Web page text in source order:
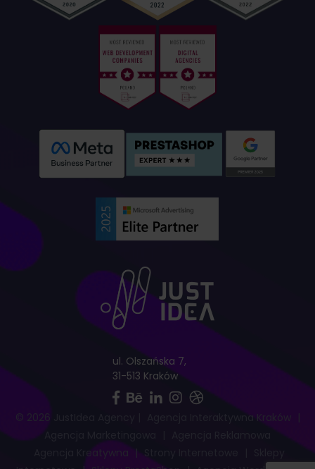
© 2026 JustIdea Agency Agencja Interaktywna Kraków |
Agencja Kreatywna
ul. Olszańska 7,
31-513 Kraków